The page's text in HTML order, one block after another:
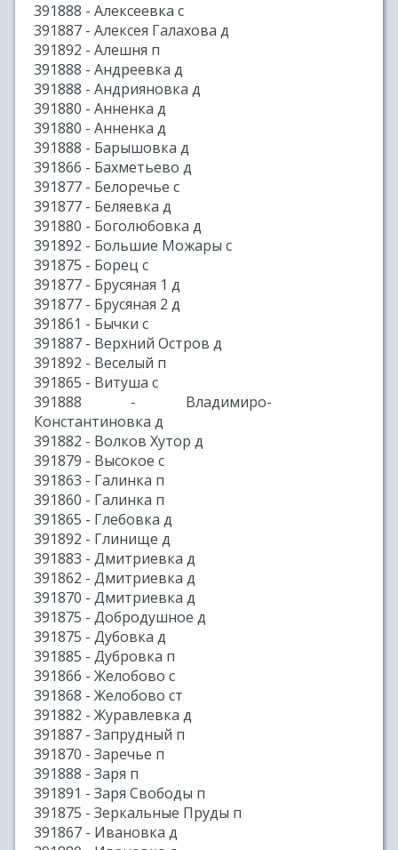
391888 - Алексеевка с
391887 - Алексея Галахова д
391892 - Алешня п
391888 - Андреевка д
391888 - Андрияновка д
391880 - Анненка д
391880 - Анненка д
391888 - Барышовка д
391866 - Бахметьево д
391877 - Белоречье с
391877 - Беляевка д
391880 - Боголюбовка д
391892 - Большие Можары с
391875 - Борец с
391877 - Брусяная 1 д
391877 - Брусяная 2 д
391861 - Бычки с
391887 - Верхний Остров д
391892 - Веселый п
391865 - Витуша с
391888 - Владимиро-
Константиновка д
391882 - Волков Хутор д
391879 - Высокое с
391863 - Галинка п
391860 - Галинка п
391865 - Глебовка д
391892 - Глинище д
391883 - Дмитриевка д
391862 - Дмитриевка д
391870 - Дмитриевка д
391875 - Добродушное д
391875 - Дубовка д
391885 - Дубровка п
391866 - Желобово с
391868 - Желобово ст
391882 - Журавлевка д
391887 - Запрудный п
391870 - Заречье п
391888 - Заря п
391891 - Заря Свободы п
391875 - Зеркальные Пруды п
391867 - Ивановка д